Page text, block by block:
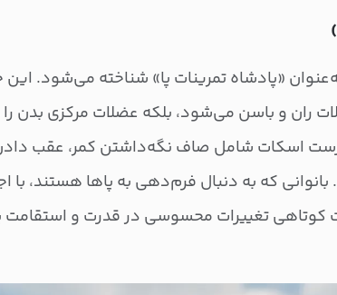
«پادشاه تمرینات پا» شناخته می‌شود. این
ران و باسن می‌شود، بلکه عضلات مرکزی بدن
اسکات شامل صاف نگه‌داشتن کمر، عقب
که به دنبال فرم‌دهی به پاها هستند، با
کوتاهی تغییرات محسوسی در قدرت و استقامت